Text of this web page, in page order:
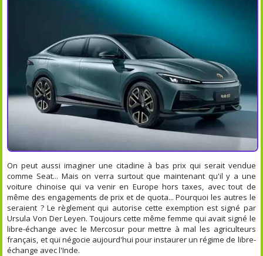
On peut aussi imaginer une citadine à bas prix qui serait vendue
comme Seat... Mais on verra surtout que maintenant qu'il y a une
voiture chinoise qui va venir en Europe hors taxes, avec tout de
même des engagements de prix et de quota... Pourquoi les autres le
seraient ? Le règlement qui autorise cette exemption est signé par
Ursula Von Der Leyen. Toujours cette même femme qui avait signé le
libre-échange avec le Mercosur pour mettre à mal les agriculteurs
français, et qui négocie aujourd'hui pour instaurer un régime de libre-
échange avec l'Inde.